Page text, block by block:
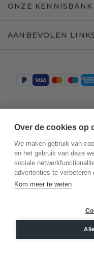
ONZE KENNISBANK
AANBEVOLEN
©2026
Over de cookies op
We maken gebruik van
en het gebruik van deze
sociale
advertenties te verbeteren
Kom meer te weten